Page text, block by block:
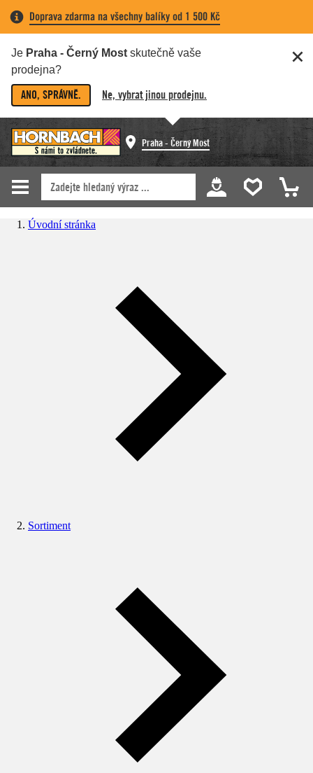
Doprava zdarma na všechny balíky od 1 500 Kč
Je Praha - Černý Most skutečně vaše
prodejna?
ANO, SPRÁVNĚ. Ne, vybrat jinou prodejnu.
Praha - Černý Most
Úvodní stránka
Sortiment